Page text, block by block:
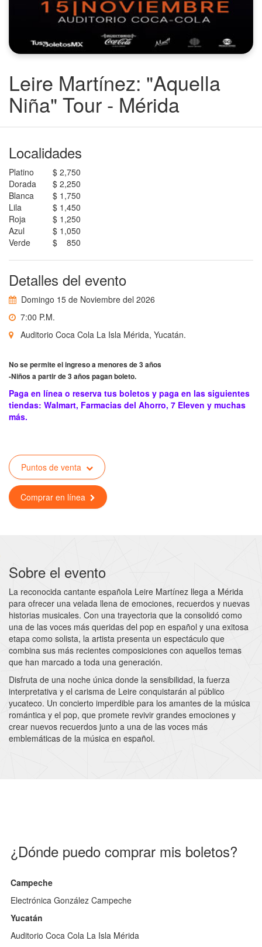
Leire Martínez: "Aquella
Niña" Tour - Mérida
Localidades
Platino $ 2,750
Dorada
$ 2,250
Blanca
$ 1,750
Lila
$ 1,450
Roja
$ 1,250
Azul
$ 1,050
Verde
$ 850
Detalles del evento
Domingo 15 de Noviembre del 2026
7:00 P.M.
Auditorio Coca Cola La Isla Mérida, Yucatán.
No se permite el ingreso a menores de 3 años
-Niños a partir de 3 años pagan boleto.
Paga en línea o reserva tus boletos y paga en las siguientes
tiendas: Walmart, Farmacias del Ahorro, 7 Eleven y muchas
más.
Puntos de venta
Comprar en línea
Sobre el evento
La reconocida cantante española Leire Martínez llega a Mérida
para ofrecer una velada llena de emociones, recuerdos y nuevas
historias musicales. Con una trayectoria que la consolidó como
una de las voces más queridas del pop en español y una exitosa
etapa como solista, la artista presenta un espectáculo que
combina sus más recientes composiciones con aquellos temas
que han marcado a toda una generación.
Disfruta de una noche única donde la sensibilidad, la fuerza
interpretativa y el carisma de Leire conquistarán al público
yucateco. Un concierto imperdible para los amantes de la música
romántica y el pop, que promete revivir grandes emociones y
crear nuevos recuerdos junto a una de las voces más
emblemáticas de la música en español.
¿Dónde puedo comprar mis boletos?
Campeche
Electrónica González Campeche
Yucatán
Auditorio Coca Cola La Isla Mérida